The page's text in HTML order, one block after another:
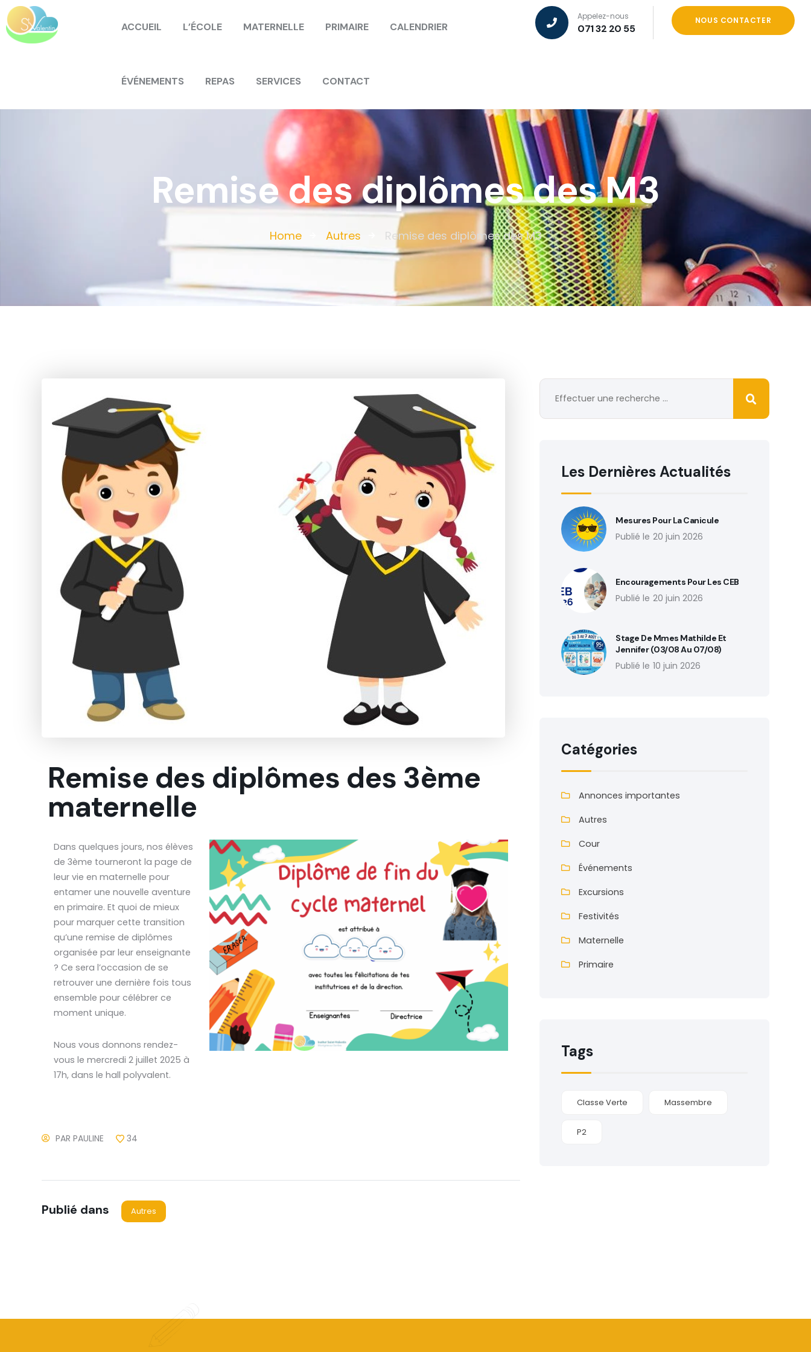
ACCUEIL L’ÉCOLE MATERNELLE PRIMAIRE CALENDRIER
ÉVÉNEMENTS REPAS SERVICES CONTACT
Appelez-nous
071 32 20 55
NOUS CONTACTER
Remise des diplômes des M3
Home Autres Remise des diplômes des M3
Remise des diplômes des 3ème
maternelle
Dans quelques jours, nos élèves
de 3ème tourneront la page de
leur vie en maternelle pour
entamer une nouvelle aventure
en primaire. Et quoi de mieux
pour marquer cette transition
qu’une remise de diplômes
organisée par leur enseignante
? Ce sera l’occasion de se
retrouver une dernière fois tous
ensemble pour célébrer ce
moment unique.
Nous vous donnons rendez-
vous le mercredi 2 juillet 2025 à
17h, dans le hall polyvalent.
PAR PAULINE 34
Publié dans Autres
Les Dernières Actualités
Mesures Pour La Canicule
20 juin 2026
Encouragements Pour Les CEB
20 juin 2026
Stage De Mmes Mathilde Et
Jennifer (03/08 Au 07/08)
10 juin 2026
Catégories
Annonces importantes
Autres
Cour
Événements
Excursions
Festivités
Maternelle
Primaire
Tags
Classe Verte Massembre
P2